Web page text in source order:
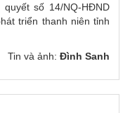
số 14/NQ-HĐND
triển thanh niên tỉnh
Tin và ảnh: Đình Sanh